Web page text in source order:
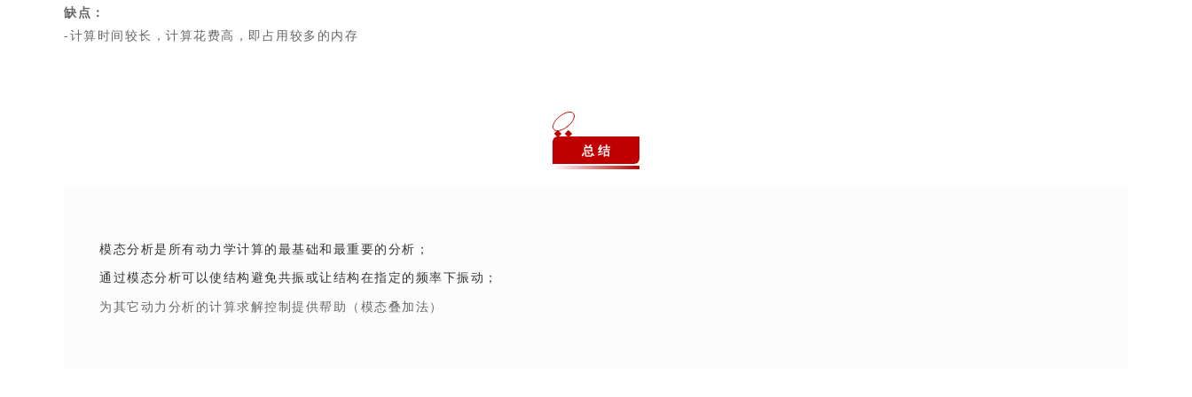
缺点：
-计算时间较长，计算花费高，即占用较多的内存
总 结
模态分析是所有动力学计算的最基础和最重要的分析；
通过模态分析可以使结构避免共振或让结构在指定的频率下振动；
为其它动力分析的计算求解控制提供帮助（模态叠加法）